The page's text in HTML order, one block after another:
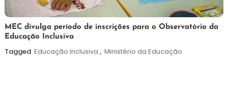
7
de
agosto
Maurilio
MEC divulga período de inscrições para o Observatório da
Educação Inclusiva
Tagged Educação Inclusiva , Ministério da Educação